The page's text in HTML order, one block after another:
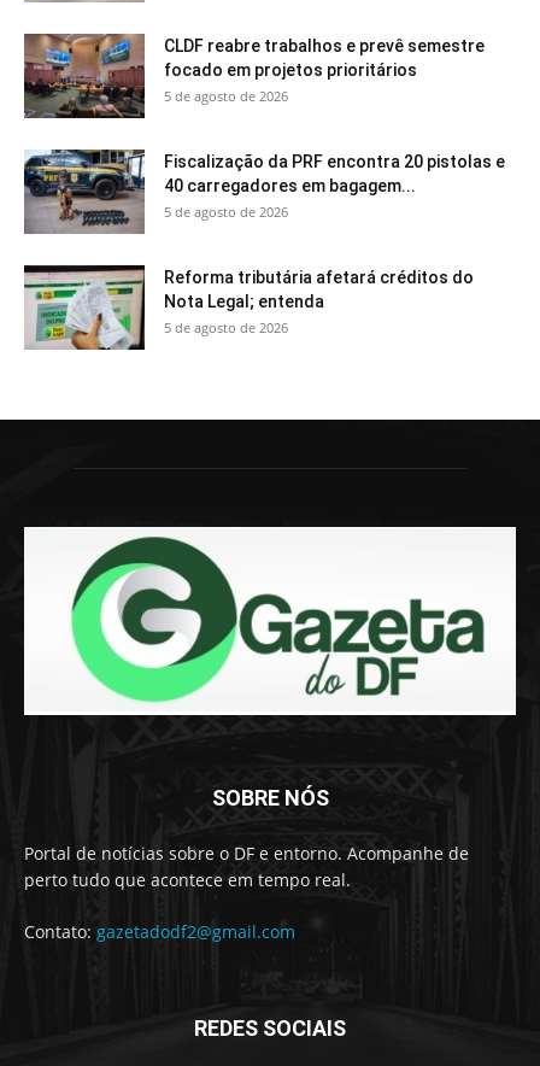
CLDF reabre trabalhos e prevê semestre
focado em projetos prioritários
5 de agosto de 2026
Fiscalização da PRF encontra 20 pistolas e
40 carregadores em bagagem...
5 de agosto de 2026
Reforma tributária afetará créditos do
Nota Legal; entenda
5 de agosto de 2026
SOBRE NÓS
Portal de notícias sobre o DF e entorno. Acompanhe de
perto tudo que acontece em tempo real.
Contato: gazetadodf2@gmail.com
REDES SOCIAIS